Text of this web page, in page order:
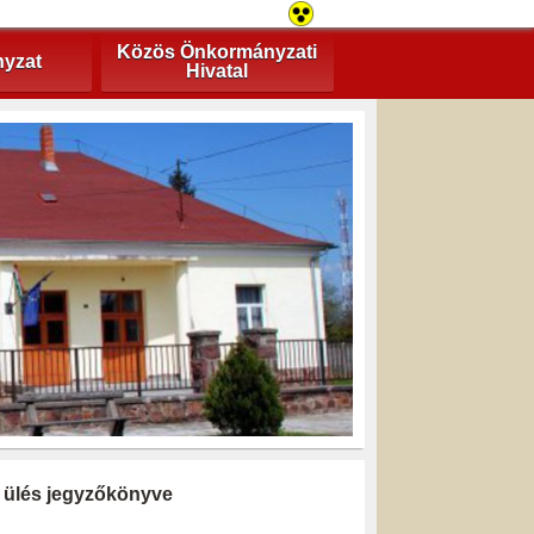
Közös Önkormányzati
Hivatal
ülés jegyzőkönyve